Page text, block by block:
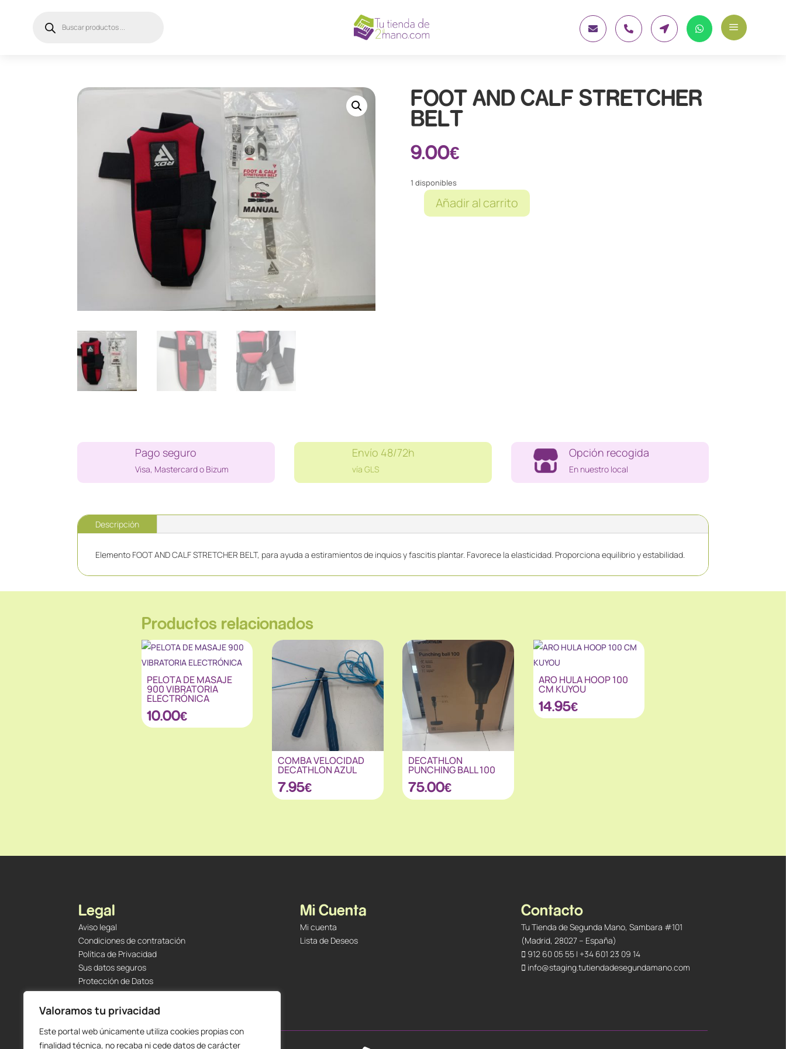
Valoramos tu privacidad
Este portal web únicamente utiliza cookies propias con
finalidad técnica, no recaba ni cede datos de carácter
productos     a
FOOT AND CALF STRETCHER
BELT
9.00€
1 disponibles
FOOT
Añadir al carrito
Pago seguro
Visa, Mastercard o Bizum
Envío 48/72h
vía GLS
Opción recogida
En nuestro local
Descripción
Elemento FOOT AND CALF STRETCHER BELT, para ayuda a estiramientos de inquios y fascitis plantar. Favorece la elasticidad. Proporciona equilibrio y estabilidad.
Productos relacionados
PELOTA DE MASAJE
900 VIBRATORIA
ELECTRÓNICA
10.00€
COMBA VELOCIDAD
DECATHLON AZUL
7.95€
DECATHLON
PUNCHING BALL 100
75.00€
ARO HULA HOOP 100
CM KUYOU
14.95€
Legal
Aviso legal
Condiciones de contratación
Política de Privacidad
Sus datos seguros
Protección de Datos
Política de Cookies
Envíos y Devoluciones
Mi Cuenta
Mi cuenta
Lista de Deseos
Contacto
Tu Tienda de Segunda Mano, Sambara #101
(Madrid, 28027 – España)
912 60 05 55| +34 601 23 09 14
info@staging.tutiendadesegundamano.com